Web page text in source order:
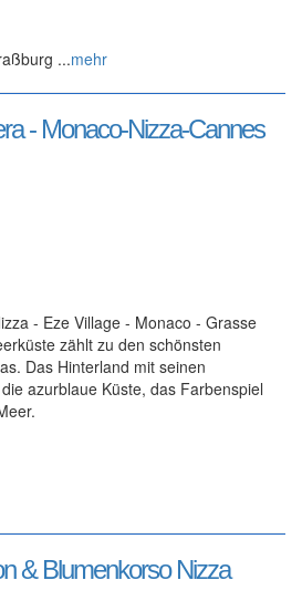
...mehr
- Monaco-Nizza-Cannes
- Eze Village - Monaco - Grasse
zählt zu den schönsten
Das Hinterland mit seinen
azurblaue Küste, das Farbenspiel
& Blumenkorso Nizza